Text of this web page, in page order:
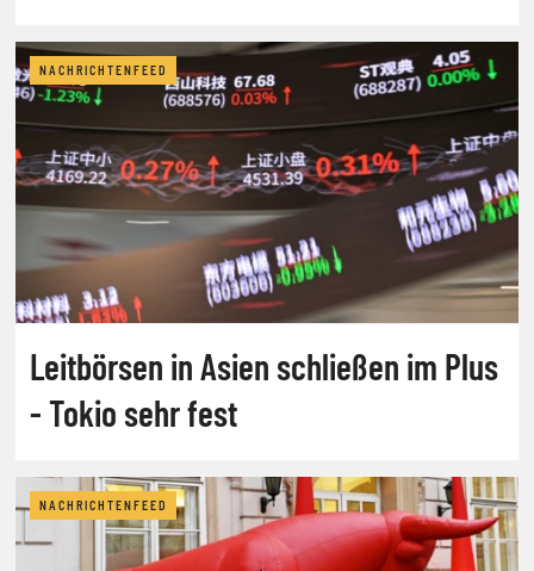
NACHRICHTENFEED
Leitbörsen in Asien schließen im Plus
- Tokio sehr fest
NACHRICHTENFEED